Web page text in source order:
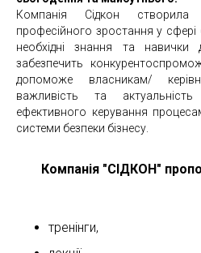
Компанія Сідкон
професійного зростання у
необхідні знання та навички
забезпечить
допоможе власникам/
важливість та
ефективного керування
системи безпеки бізнесу.
Компанія "СІДКОН"
тренінги,